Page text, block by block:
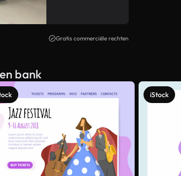
Gratis commerciële rechten
bank
iStock